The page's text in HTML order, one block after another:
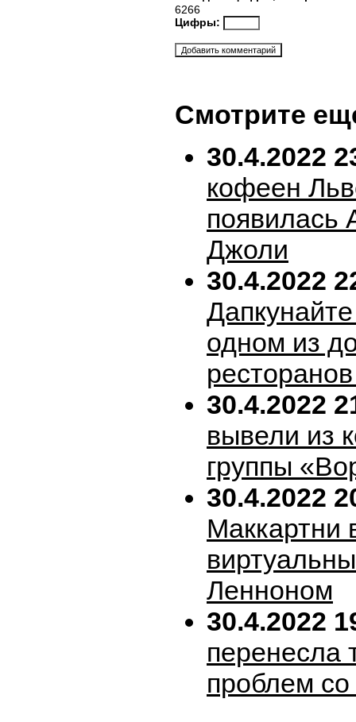
6266
Цифры:
Смотрите
30.4.2022
кофеен
появилась
Джоли
30.4.2022
одном из
30.4.2022
вывели из
группы
30.4.2022
Маккартни
Ленноном
30.4.2022
перенесла
проблем